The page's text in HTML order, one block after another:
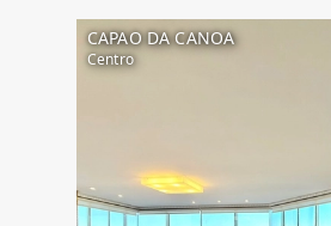
CAPAO DA CANOA
Centro